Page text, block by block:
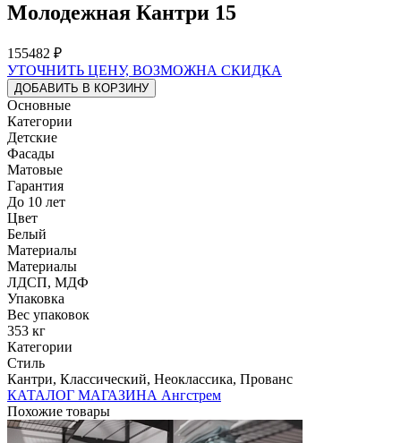
Молодежная Кантри 15
155482 ₽
УТОЧНИТЬ ЦЕНУ, ВОЗМОЖНА СКИДКА
ДОБАВИТЬ В КОРЗИНУ
Основные
Категории
Детские
Фасады
Матовые
Гарантия
До 10 лет
Цвет
Белый
Материалы
Материалы
ЛДСП, МДФ
Упаковка
Вес упаковок
353 кг
Категории
Стиль
Кантри, Классический, Неоклассика, Прованс
КАТАЛОГ МАГАЗИНА Ангстрем
Похожие товары